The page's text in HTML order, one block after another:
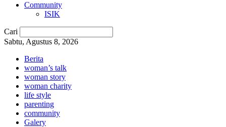
Community
ISIK
Cari
Sabtu, Agustus 8, 2026
Berita
woman’s talk
woman story
woman charity
life style
parenting
community
Galery